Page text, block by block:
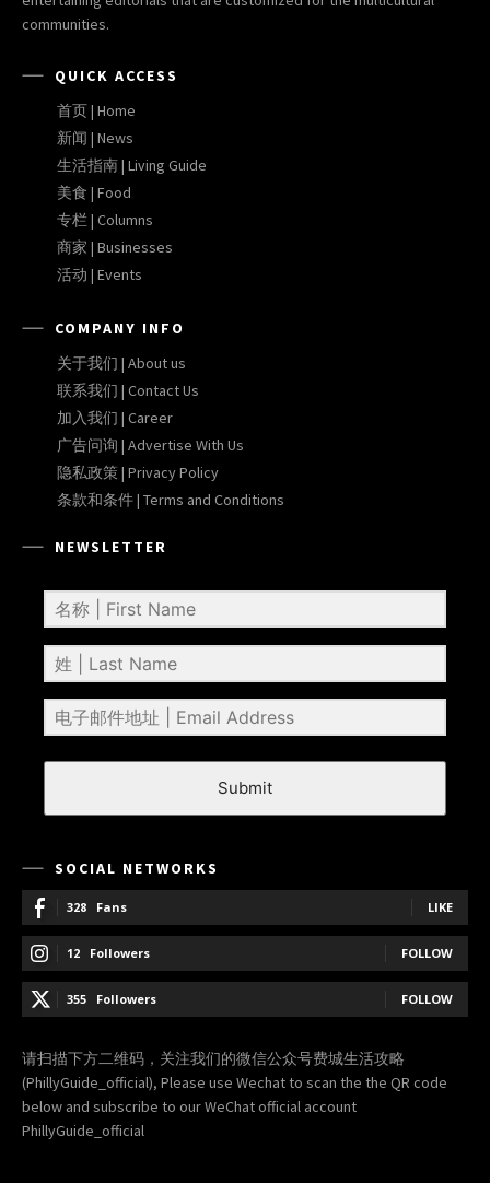
communities.
QUICK ACCESS
首页 | Home
新闻 | News
生活指南 | Living Guide
美食 | Food
专栏 | Columns
商家 | Businesses
活动 | Events
COMPANY INFO
关于我们 | About us
联系我们 | Contact Us
加入我们 | Career
广告问询 | Advertise With Us
隐私政策 | Privacy Policy
条款和条件 | Terms and Conditions
NEWSLETTER
Submit
SOCIAL NETWORKS
328 Fans LIKE
12 Followers FOLLOW
355 Followers FOLLOW
请扫描下方二维码，关注我们的微信公众号费城生活攻略
(PhillyGuide_official), Please use Wechat to scan the the QR code
below and subscribe to our WeChat official account
PhillyGuide_official